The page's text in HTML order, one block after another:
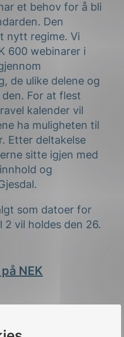
et behov for å bli
Den
t nytt regime. Vi
600 webinarer i
de ulike delene og
For at flest
kalender vil
ne ha muligheten til
. Etter deltakelse
sitte igjen med
og
som datoer for
2 vil holdes den 26.
NEK